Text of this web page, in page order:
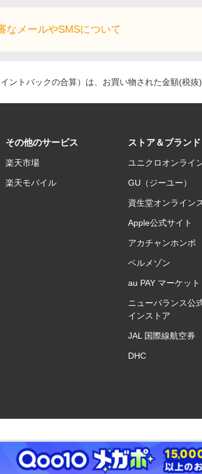
なメールやSMSについて
ントバックの合算）は、お買い物された金額(税
その他のサービス
楽天市場
楽天モバイル
ストア＆ブランド
ユニクロオンライ
GU（ジーユー）
資生堂オンライン
Apple公式サイト
アカチャンホンポ
ベルメゾン
au PAY マーケット
ニューバランス公
インストア
JAL 国際線航空券
DHC